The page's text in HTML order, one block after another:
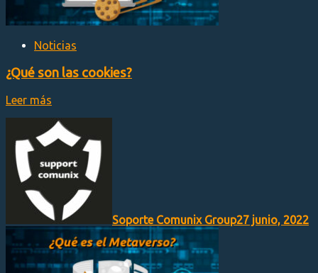
Noticias
¿Qué son las cookies?
Leer más
Soporte Comunix Group27 junio, 2022